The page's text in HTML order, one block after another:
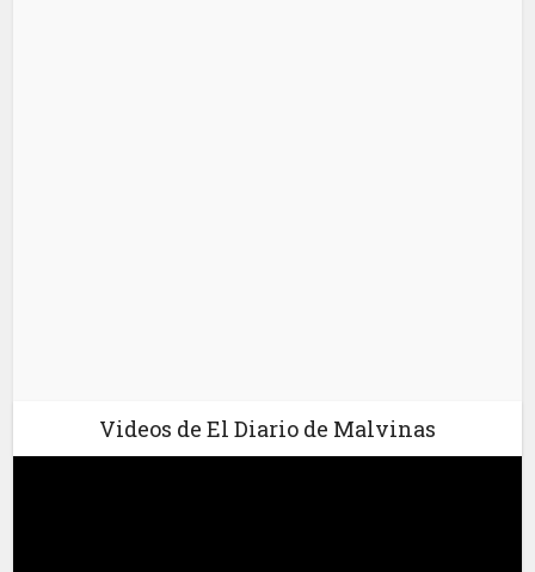
Videos de El Diario de Malvinas